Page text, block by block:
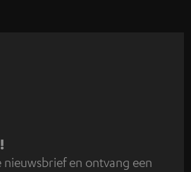
nieuwsbrief en ontvang een